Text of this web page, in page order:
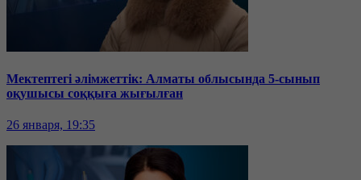
Мектептегі әлімжеттік: Алматы облысында 5-сынып
оқушысы соққыға жығылған
26 января, 19:35